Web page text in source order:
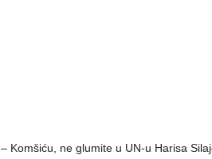
– Komšiću, ne glumite u UN-u Harisa